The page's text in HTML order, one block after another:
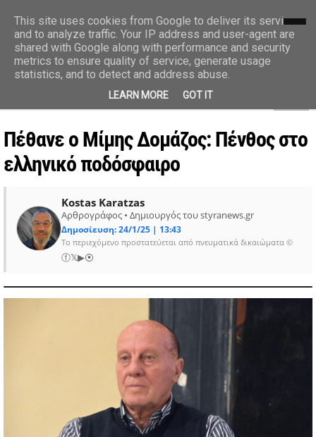
styranews.gr
Ειδήσεις-Γεγονότα-Επικαιρότητα
Πέθανε ο Μίμης Δομάζος: Πένθος στο
ελληνικό ποδόσφαιρο
Kostas Karatzas
Αρθρογράφος • Δημιουργός του styranews.gr
Δημοσίευση: 24/1/25 | 13:43
Το περιεχόμενο προστατεύεται από πνευματικά δικαιώματα ©
ⓕ𝕏▶⦿
This site uses cookies from Google to deliver its services
and to analyze traffic. Your IP address and user-agent are
shared with Google along with performance and security
metrics to ensure quality of service, generate usage
statistics, and to detect and address abuse.
LEARN MORE GOT IT